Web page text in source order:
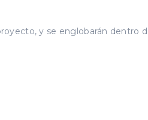
y se englobarán dentro